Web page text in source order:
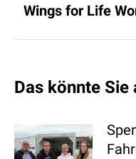
Wings for Life
Das könnte